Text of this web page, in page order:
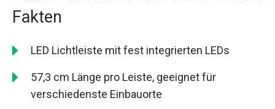
Fakten
LED Lichtleiste mit fest integrierten LEDs
57,3 cm Länge pro Leiste, geeignet für
verschiedenste Einbauorte